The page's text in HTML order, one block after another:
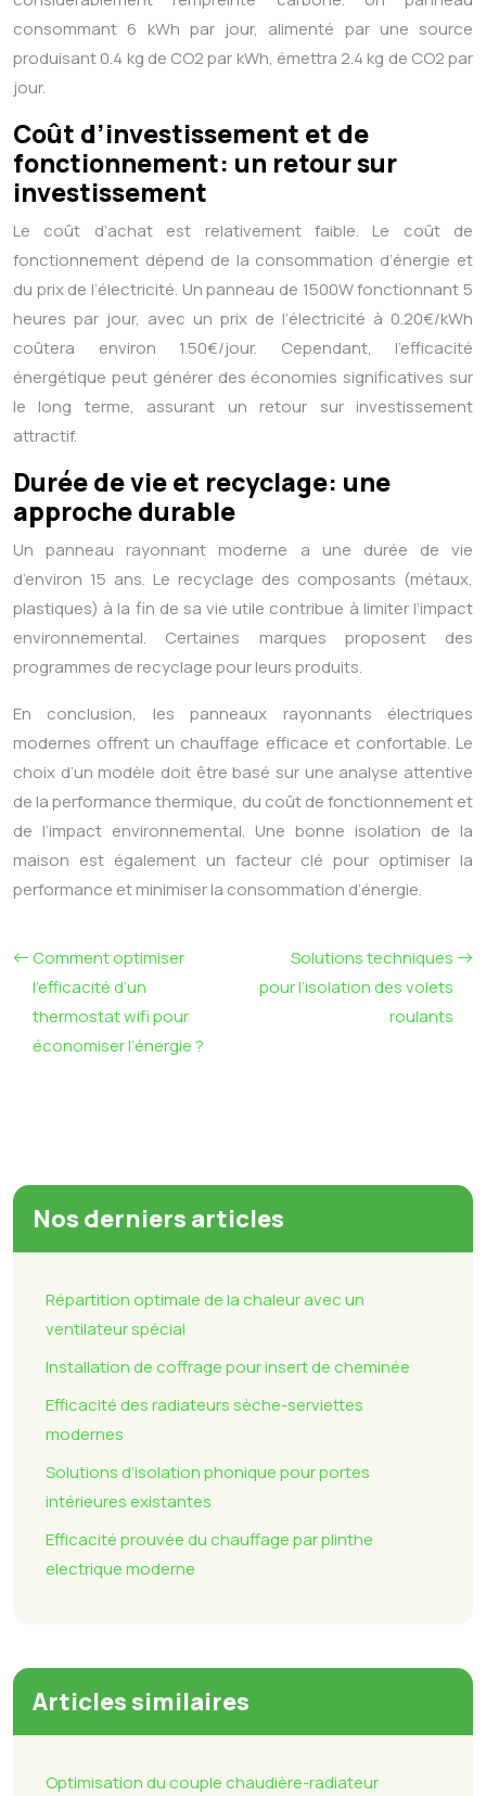
consommant 6 kWh par jour, alimenté par une source
produisant 0.4 kg de CO2 par kWh, émettra 2.4 kg de CO2 par
jour.
Coût d’investissement et de
fonctionnement: un retour sur
investissement
Le coût d’achat est relativement faible. Le coût de
fonctionnement dépend de la consommation d’énergie et
du prix de l’électricité. Un panneau de 1500W fonctionnant 5
heures par jour, avec un prix de l’électricité à 0.20€/kWh
coûtera environ 1.50€/jour. Cependant, l’efficacité
énergétique peut générer des économies significatives sur
le long terme, assurant un retour sur investissement
attractif.
Durée de vie et recyclage: une
approche durable
Un panneau rayonnant moderne a une durée de vie
d’environ 15 ans. Le recyclage des composants (métaux,
plastiques) à la fin de sa vie utile contribue à limiter l’impact
environnemental. Certaines marques proposent des
programmes de recyclage pour leurs produits.
En conclusion, les panneaux rayonnants électriques
modernes offrent un chauffage efficace et confortable. Le
choix d’un modèle doit être basé sur une analyse attentive
de la performance thermique, du coût de fonctionnement et
de l’impact environnemental. Une bonne isolation de la
maison est également un facteur clé pour optimiser la
performance et minimiser la consommation d’énergie.
Comment optimiser
l’efficacité d’un
thermostat wifi pour
économiser l’énergie ?
Solutions techniques
pour l’isolation des volets
roulants
Nos derniers articles
Répartition optimale de la chaleur avec un
ventilateur spécial
Installation de coffrage pour insert de cheminée
Efficacité des radiateurs sèche-serviettes
modernes
Solutions d’isolation phonique pour portes
intérieures existantes
Efficacité prouvée du chauffage par plinthe
electrique moderne
Articles similaires
Optimisation du couple chaudière-radiateur